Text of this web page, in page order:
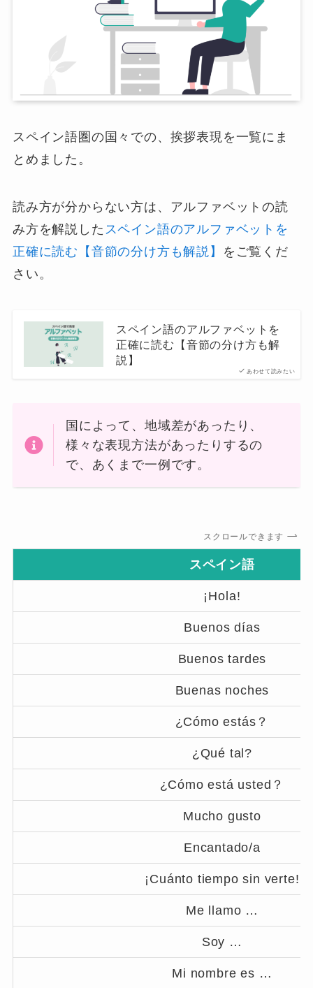
スペイン語圏の国々での、挨拶表現を一覧にま
とめました。
読み方が分からない方は、アルファベットの読
み方を解説した スペイン語のアルファベットを
正確に読む【音節の分け方も解説】
をご覧くだ
さい。
あわせて読みたい
スペイン語のアルファベットを
正確に読む【音節の分け方も解
説】
国によって、地域差があったり、
様々な表現方法があったりするの
で、あくまで一例です。
スクロールできます
スペイン語
¡Hola!
Buenos días
Buenos tardes
Buenas noches
¿Cómo estás？
¿Qué tal?
¿Cómo está usted？
Mucho gusto
Encantado/a
¡Cuánto tiempo sin verte!
Me llamo …
Soy …
Mi nombre es …